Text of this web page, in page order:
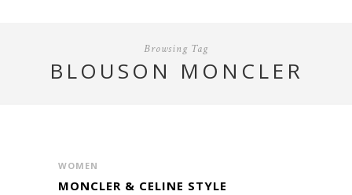
Browsing Tag
BLOUSON MONCLER
WOMEN
MONCLER & CELINE STYLE